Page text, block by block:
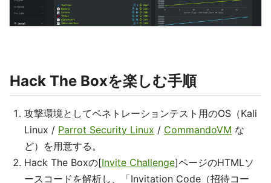
Hack The Boxを楽しむ手順
攻撃環境としてペネトレーションテスト用のOS（Kali
Linux / Parrot Security Linux / CommandoVM な
ど）を用意する。
Hack The Boxの[Invite Challenge]ページのHTMLソ
ースコードを解析し、「Invitation Code（招待コー